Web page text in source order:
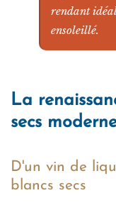
rendant
ensoleillé.
La
secs
D'un vin de
blancs secs